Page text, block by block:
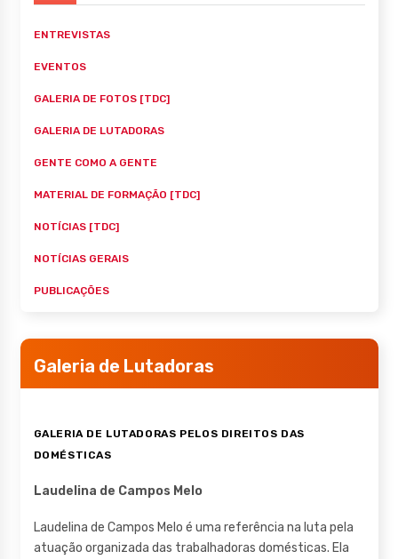
ENTREVISTAS
EVENTOS
GALERIA DE FOTOS [TDC]
GALERIA DE LUTADORAS
GENTE COMO A GENTE
MATERIAL DE FORMAÇÃO [TDC]
NOTÍCIAS [TDC]
NOTÍCIAS GERAIS
PUBLICAÇÕES
Galeria de Lutadoras
GALERIA DE LUTADORAS PELOS DIREITOS DAS
DOMÉSTICAS
Laudelina de Campos Melo
Laudelina de Campos Melo é uma referência na luta pela
atuação organizada das trabalhadoras domésticas. Ela